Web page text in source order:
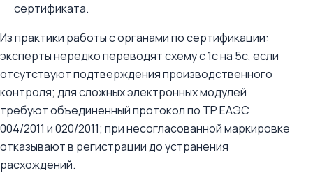
сертификата.
Из практики работы с органами по сертификации:
эксперты нередко переводят схему с 1с на 5с, если
отсутствуют подтверждения производственного
контроля; для сложных электронных модулей
требуют объединенный протокол по ТР ЕАЭС
004/2011 и 020/2011; при несогласованной маркировке
отказывают в регистрации до устранения
расхождений.